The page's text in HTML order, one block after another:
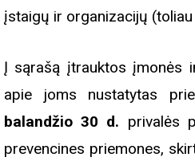
įstaigų ir organizacijų
Į sąrašą įtrauktos įmonės
apie joms nustatytas
balandžio 30 d. privalės
prevencines priemones,